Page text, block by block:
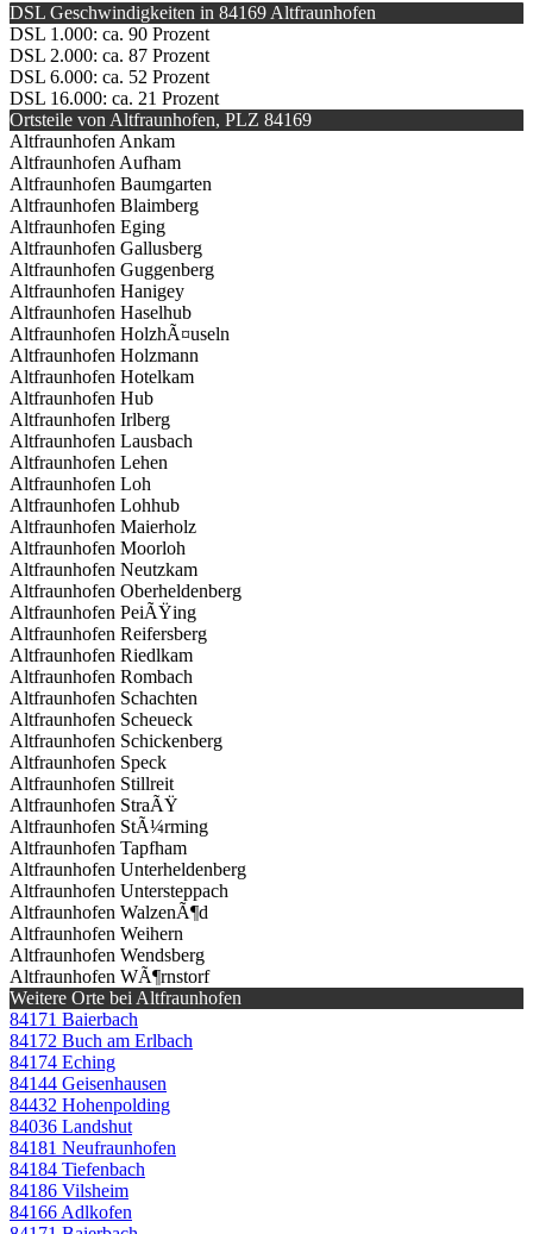
DSL Geschwindigkeiten in 84169 Altfraunhofen
DSL 1.000: ca. 90 Prozent
DSL 2.000: ca. 87 Prozent
DSL 6.000: ca. 52 Prozent
DSL 16.000: ca. 21 Prozent
Ortsteile von Altfraunhofen, PLZ 84169
Altfraunhofen Ankam
Altfraunhofen Aufham
Altfraunhofen Baumgarten
Altfraunhofen Blaimberg
Altfraunhofen Eging
Altfraunhofen Gallusberg
Altfraunhofen Guggenberg
Altfraunhofen Hanigey
Altfraunhofen Haselhub
Altfraunhofen HolzhÃ¤useln
Altfraunhofen Holzmann
Altfraunhofen Hotelkam
Altfraunhofen Hub
Altfraunhofen Irlberg
Altfraunhofen Lausbach
Altfraunhofen Lehen
Altfraunhofen Loh
Altfraunhofen Lohhub
Altfraunhofen Maierholz
Altfraunhofen Moorloh
Altfraunhofen Neutzkam
Altfraunhofen Oberheldenberg
Altfraunhofen PeiÃŸing
Altfraunhofen Reifersberg
Altfraunhofen Riedlkam
Altfraunhofen Rombach
Altfraunhofen Schachten
Altfraunhofen Scheueck
Altfraunhofen Schickenberg
Altfraunhofen Speck
Altfraunhofen Stillreit
Altfraunhofen StraÃŸ
Altfraunhofen StÃ¼rming
Altfraunhofen Tapfham
Altfraunhofen Unterheldenberg
Altfraunhofen Untersteppach
Altfraunhofen WalzenÃ¶d
Altfraunhofen Weihern
Altfraunhofen Wendsberg
Altfraunhofen WÃ¶rnstorf
Weitere Orte bei Altfraunhofen
84171 Baierbach
84172 Buch am Erlbach
84174 Eching
84144 Geisenhausen
84432 Hohenpolding
84036 Landshut
84181 Neufraunhofen
84184 Tiefenbach
84186 Vilsheim
84166 Adlkofen